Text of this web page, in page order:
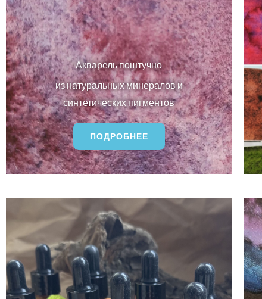
Акварель поштучно
из натуральных минералов и
синтетических пигментов
ПОДРОБНЕЕ